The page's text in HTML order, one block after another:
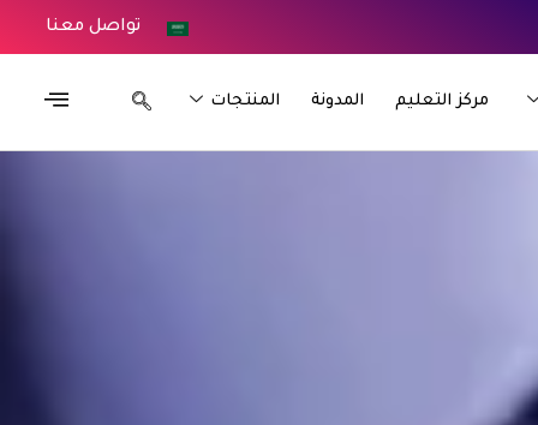
تواصل معنا
مركز التعليم المدونة المنتجات